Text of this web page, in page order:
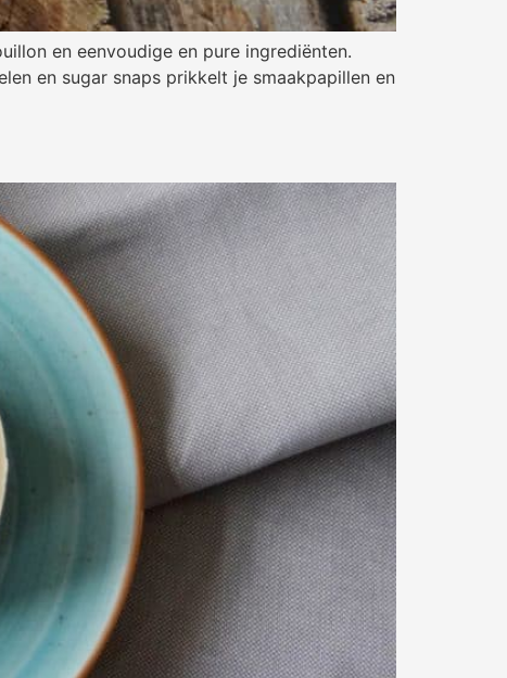
en eenvoudige en pure ingrediënten.
en sugar snaps prikkelt je smaakpapillen en